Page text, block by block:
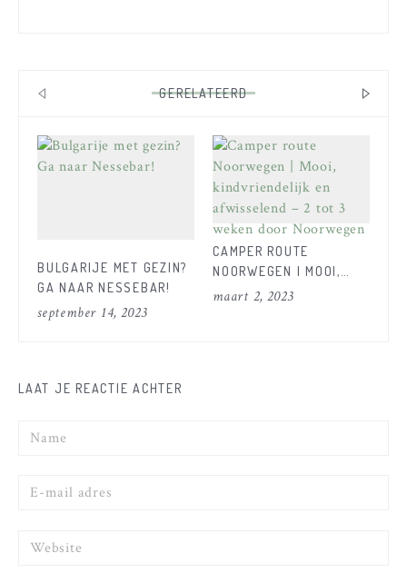
GERELATEERD
BULGARIJE MET GEZIN?
GA NAAR NESSEBAR!
september 14, 2023
CAMPER ROUTE
NOORWEGEN | MOOI,
KINDVRIENDELIJK EN
maart 2, 2023
LAAT JE REACTIE ACHTER
Naam
E-
Website